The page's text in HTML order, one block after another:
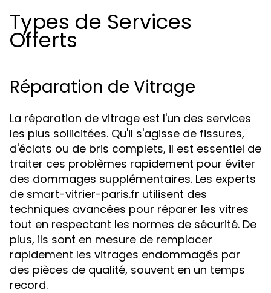
Types de Services
Offerts
Réparation de Vitrage
La réparation de vitrage est l'un des services
les plus sollicitées. Qu'il s'agisse de fissures,
d'éclats ou de bris complets, il est essentiel de
traiter ces problèmes rapidement pour éviter
des dommages supplémentaires. Les experts
de smart-vitrier-paris.fr utilisent des
techniques avancées pour réparer les vitres
tout en respectant les normes de sécurité. De
plus, ils sont en mesure de remplacer
rapidement les vitrages endommagés par
des pièces de qualité, souvent en un temps
record.